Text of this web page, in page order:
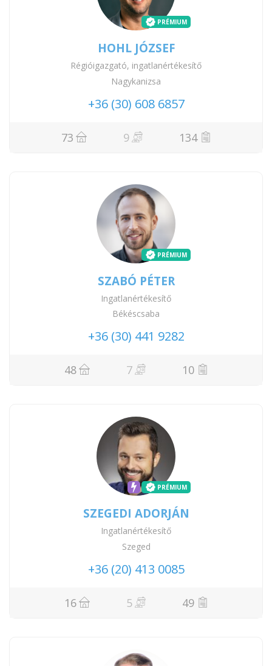
PRÉMIUM
HOHL JÓZSEF
Régióigazgató, ingatlanértékesítő
Nagykanizsa
+36 (30) 608 6857
73 9 134
PRÉMIUM
SZABÓ PÉTER
Ingatlanértékesítő
Békéscsaba
+36 (30) 441 9282
48 7 10
PRÉMIUM
SZEGEDI ADORJÁN
Ingatlanértékesítő
Szeged
+36 (20) 413 0085
16 5 49